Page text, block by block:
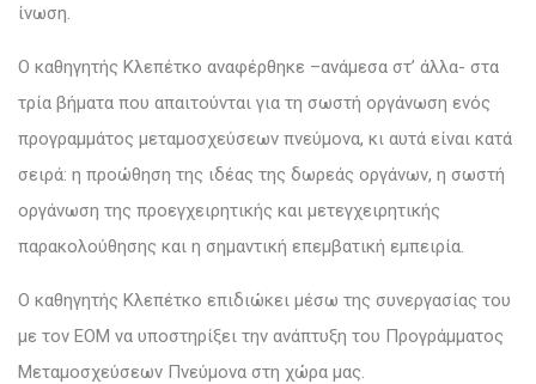
ίνωση.
Ο καθηγητής Κλεπέτκο αναφέρθηκε –ανάμεσα στ’ άλλα- στα
τρία βήματα που απαιτούνται για τη σωστή οργάνωση ενός
προγραμμάτος μεταμοσχεύσεων πνεύμονα, κι αυτά είναι κατά
σειρά: η προώθηση της ιδέας της δωρεάς οργάνων, η σωστή
οργάνωση της προεγχειρητικής και μετεγχειρητικής
παρακολούθησης και η σημαντική επεμβατική εμπειρία.
Ο καθηγητής Κλεπέτκο επιδιώκει μέσω της συνεργασίας του
με τον ΕΟΜ να υποστηρίξει την ανάπτυξη του Προγράμματος
Μεταμοσχεύσεων Πνεύμονα στη χώρα μας.